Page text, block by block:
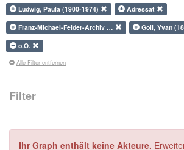
Ludwig, Paula (1900-1974)
Adressat
Franz-Michael-Felder-Archiv …
Goll, Yvan
o.O.
Alle Filter entfernen
Filter
Ihr Graph enthält keine Akteure.